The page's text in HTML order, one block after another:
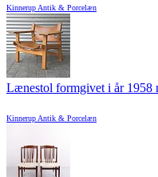
Kinnerup Antik & Porcelæn
Lænestol formgivet i år 1958
Kinnerup Antik & Porcelæn